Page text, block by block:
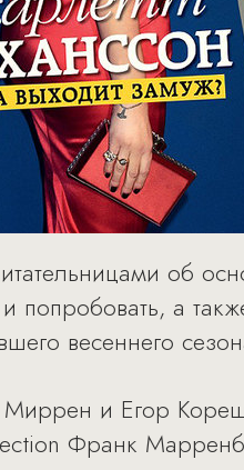
об
попробовать, а
весеннего
Миррен и Егор
Франк